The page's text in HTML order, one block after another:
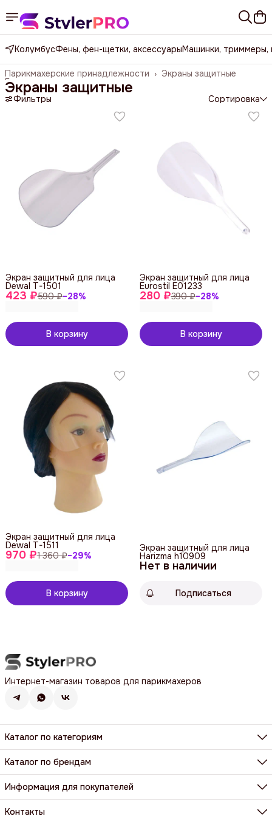
КолумбусФены, фен-щетки, аксессуарыМашинки, триммеры,
Экраны защитные
Парикмахерские принадлежности ›
Главная ›
Экраны защитные
Фильтры Сортировка
423 ₽590 ₽−28%
Экран защитный для лица
Dewal T-1501
В корзину
280 ₽390 ₽−28%
Экран защитный для лица
Eurostil E01233
В корзину
970 ₽1 360 ₽−29%
Экран защитный для лица
Dewal T-1511
В корзину
Нет в наличии
Экран защитный для лица
Harizma h10909
Подписаться
Интернет-магазин товаров для парикмахеров
Каталог по категориям
Фены, фен-щетки, аксессуары
Машинки, триммеры, шейверы
Щипцы, плойки, стайлеры
Парикмахерские ножницы и бритвы
Каталог по брендам
BaByliss Pro
Dewal
Harizma
Y.S. Park
Информация для покупателей
Доставка и оплата
Контакты и реквизиты
Контакты